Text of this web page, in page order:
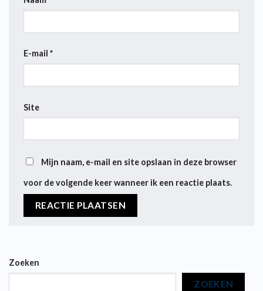
E-mail *
Site
Mijn naam, e-mail en site opslaan in deze browser
voor de volgende keer wanneer ik een reactie plaats.
Zoeken
ZOEKEN